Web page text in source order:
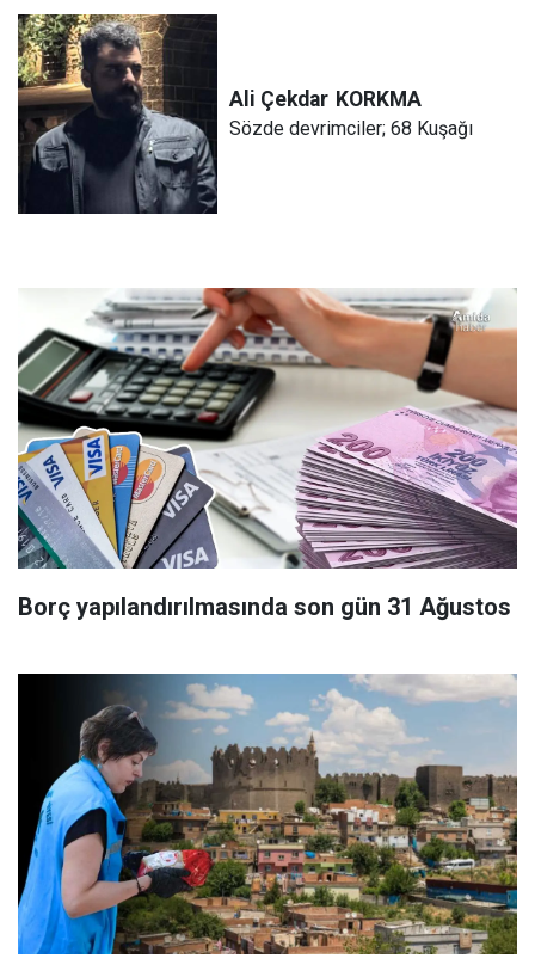
Ali Çekdar KORKMA
Sözde devrimciler; 68 Kuşağı
Borç yapılandırılmasında son gün 31 Ağustos